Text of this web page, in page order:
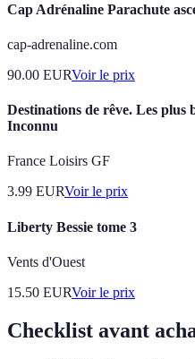
Cap Adrénaline Parachute
cap-adrenaline.com
90.00 EURVoir le prix
Destinations de rêve. Les plus
Inconnu
France Loisirs GF
3.99 EURVoir le prix
Liberty Bessie tome 3
Vents d'Ouest
15.50 EURVoir le prix
Checklist avant